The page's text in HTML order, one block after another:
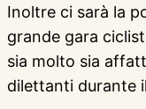
Inoltre ci sarà la
grande gara
sia molto sia
dilettanti durante